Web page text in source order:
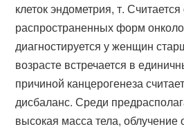
клеток эндометрия, т.
распространенных форм
диагностируется у женщин
возрасте встречается в
причиной канцерогенеза
дисбаланс. Среди
высокая масса тела, облучение